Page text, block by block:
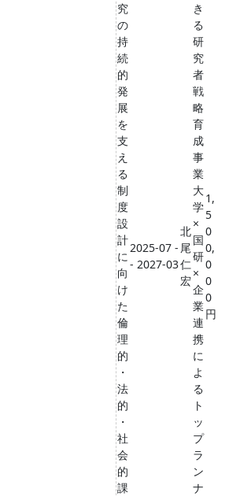
究
の
持
続
的
発
展
を
支
え
る
制
度
設
計
に
向
け
た
倫
理
的
・
法
的
・
社
会
的
課
2025-07 -
- 2027-03
北
尾
仁
宏
き
る
研
究
者
戦
略
育
成
事
業
大
学
×
国
研
×
企
業
連
携
に
よ
る
ト
ッ
プ
ラ
ン
ナ
1,
5
0
0,
0
0
0
円